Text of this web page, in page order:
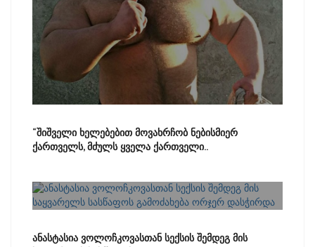
“შიშველი ხელებებით მოვახრჩობ ნებისმიერ
ქართველს, მძულს ყველა ქართველი..
ანასტასია ვოლოჩკოვასთან სექსის შემდეგ მის